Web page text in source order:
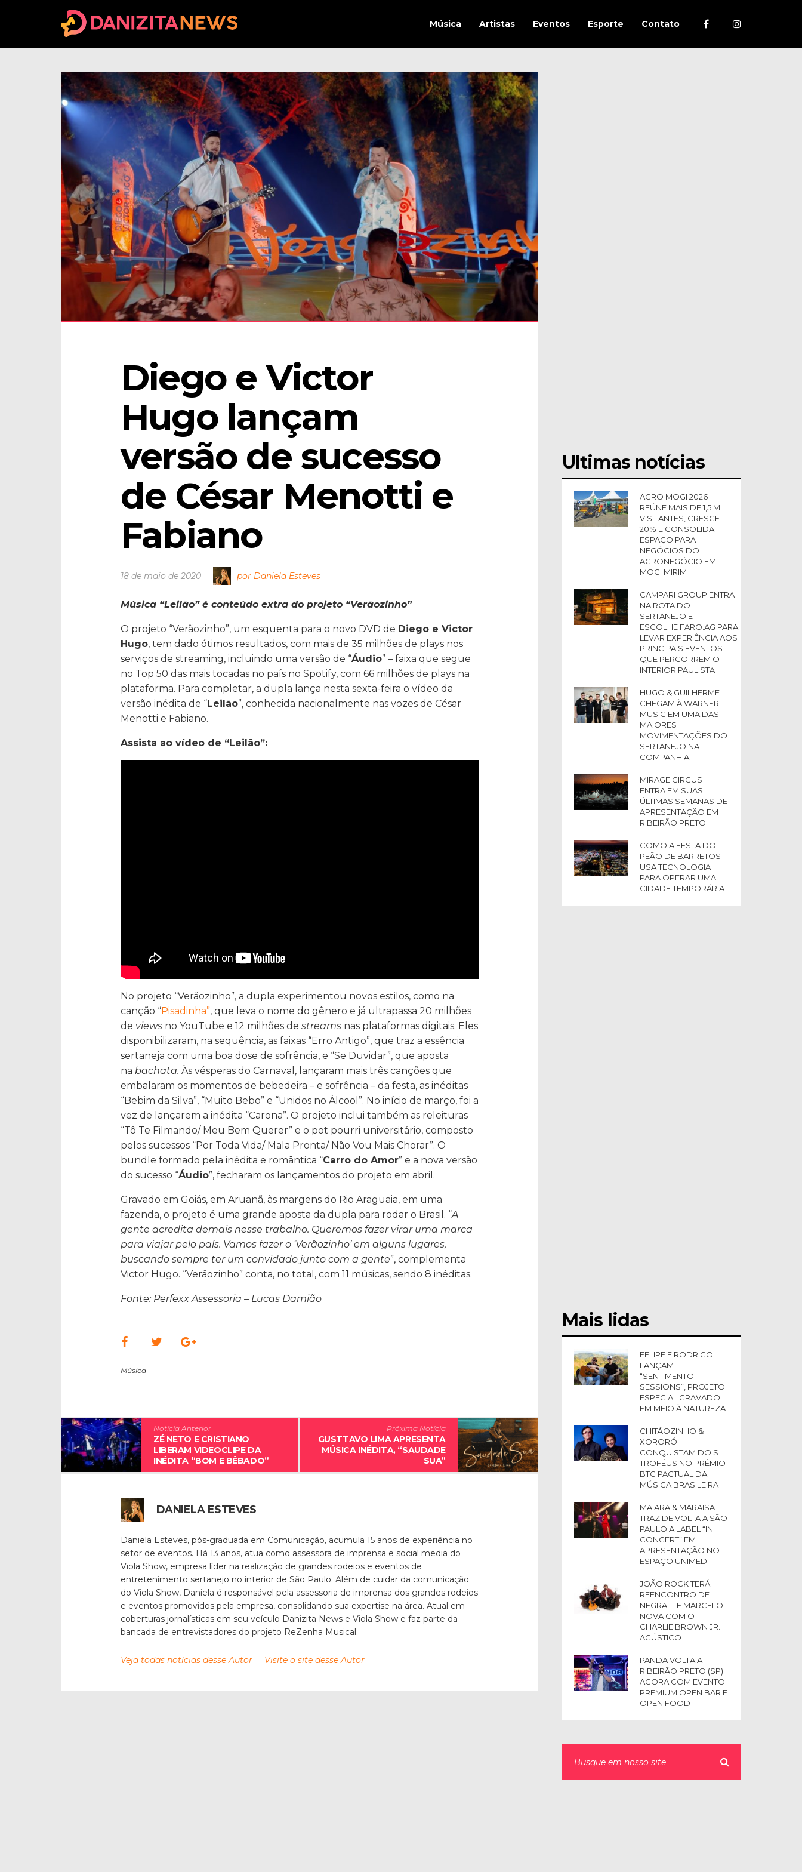
Música Artistas Eventos Esporte Contato
Diego e Victor
Hugo lançam
versão de sucesso
de César Menotti e
Fabiano
18 de maio de 2020 por Daniela Esteves
Música “Leilão” é conteúdo extra do projeto “Verãozinho”
O projeto “Verãozinho”, um esquenta para o novo DVD de Diego e Victor
Hugo, tem dado ótimos resultados, com mais de 35 milhões de plays nos
serviços de streaming, incluindo uma versão de “Áudio” – faixa que segue
no Top 50 das mais tocadas no país no Spotify, com 66 milhões de plays na
plataforma. Para completar, a dupla lança nesta sexta-feira o vídeo da
versão inédita de “Leilão”, conhecida nacionalmente nas vozes de César
Menotti e Fabiano.
Assista ao vídeo de “Leilão”:
No projeto “Verãozinho”, a dupla experimentou novos estilos, como na
canção “Pisadinha”, que leva o nome do gênero e já ultrapassa 20 milhões
de views no YouTube e 12 milhões de streams nas plataformas digitais. Eles
disponibilizaram, na sequência, as faixas “Erro Antigo”, que traz a essência
sertaneja com uma boa dose de sofrência, e “Se Duvidar”, que aposta
na bachata. Às vésperas do Carnaval, lançaram mais três canções que
embalaram os momentos de bebedeira – e sofrência – da festa, as inéditas
“Bebim da Silva”, “Muito Bebo” e “Unidos no Álcool”. No início de março, foi a
vez de lançarem a inédita “Carona”. O projeto inclui também as releituras
“Tô Te Filmando/ Meu Bem Querer” e o pot pourri universitário, composto
pelos sucessos “Por Toda Vida/ Mala Pronta/ Não Vou Mais Chorar”. O
bundle formado pela inédita e romântica “Carro do Amor” e a nova versão
do sucesso “Áudio”, fecharam os lançamentos do projeto em abril.
Gravado em Goiás, em Aruanã, às margens do Rio Araguaia, em uma
fazenda, o projeto é uma grande aposta da dupla para rodar o Brasil. “A
gente acredita demais nesse trabalho. Queremos fazer virar uma marca
para viajar pelo país. Vamos fazer o ‘Verãozinho’ em alguns lugares,
buscando sempre ter um convidado junto com a gente”, complementa
Victor Hugo. “Verãozinho” conta, no total, com 11 músicas, sendo 8 inéditas.
Fonte: Perfexx Assessoria – Lucas Damião
Música
Notícia Anterior
ZÉ NETO E CRISTIANO
LIBERAM VIDEOCLIPE DA
INÉDITA “BOM E BÊBADO”
Próxima Notícia
GUSTTAVO LIMA APRESENTA
MÚSICA INÉDITA, “SAUDADE
SUA”
DANIELA ESTEVES
Daniela Esteves, pós-graduada em Comunicação, acumula 15 anos de experiência no
setor de eventos. Há 13 anos, atua como assessora de imprensa e social media do
Viola Show, empresa líder na realização de grandes rodeios e eventos de
entretenimento sertanejo no interior de São Paulo. Além de cuidar da comunicação
do Viola Show, Daniela é responsável pela assessoria de imprensa dos grandes rodeios
e eventos promovidos pela empresa, consolidando sua expertise na área. Atual em
coberturas jornalísticas em seu veículo Danizita News e Viola Show e faz parte da
bancada de entrevistadores do projeto ReZenha Musical.
Veja todas notícias desse Autor Visite o site desse Autor
Últimas notícias
AGRO MOGI 2026
REÚNE MAIS DE 1,5 MIL
VISITANTES, CRESCE
20% E CONSOLIDA
ESPAÇO PARA
NEGÓCIOS DO
AGRONEGÓCIO EM
MOGI MIRIM
CAMPARI GROUP ENTRA
NA ROTA DO
SERTANEJO E
ESCOLHE FARO.AG PARA
LEVAR EXPERIÊNCIA AOS
PRINCIPAIS EVENTOS
QUE PERCORREM O
INTERIOR PAULISTA
HUGO & GUILHERME
CHEGAM À WARNER
MUSIC EM UMA DAS
MAIORES
MOVIMENTAÇÕES DO
SERTANEJO NA
COMPANHIA
MIRAGE CIRCUS
ENTRA EM SUAS
ÚLTIMAS SEMANAS DE
APRESENTAÇÃO EM
RIBEIRÃO PRETO
COMO A FESTA DO
PEÃO DE BARRETOS
USA TECNOLOGIA
PARA OPERAR UMA
CIDADE TEMPORÁRIA
Mais lidas
FELIPE E RODRIGO
LANÇAM
“SENTIMENTO
SESSIONS”, PROJETO
ESPECIAL GRAVADO
EM MEIO À NATUREZA
CHITÃOZINHO &
XORORÓ
CONQUISTAM DOIS
TROFÉUS NO PRÊMIO
BTG PACTUAL DA
MÚSICA BRASILEIRA
MAIARA & MARAISA
TRAZ DE VOLTA A SÃO
PAULO A LABEL “IN
CONCERT” EM
APRESENTAÇÃO NO
ESPAÇO UNIMED
JOÃO ROCK TERÁ
REENCONTRO DE
NEGRA LI E MARCELO
NOVA COM O
CHARLIE BROWN JR.
ACÚSTICO
PANDA VOLTA A
RIBEIRÃO PRETO (SP)
AGORA COM EVENTO
PREMIUM OPEN BAR E
OPEN FOOD